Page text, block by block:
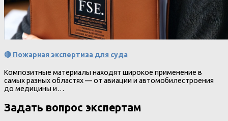
🔴 Пожарная экспертиза для суда
Композитные материалы находят широкое применение в
самых разных областях — от авиации и автомобилестроения
до медицины и…
Задать вопрос экспертам